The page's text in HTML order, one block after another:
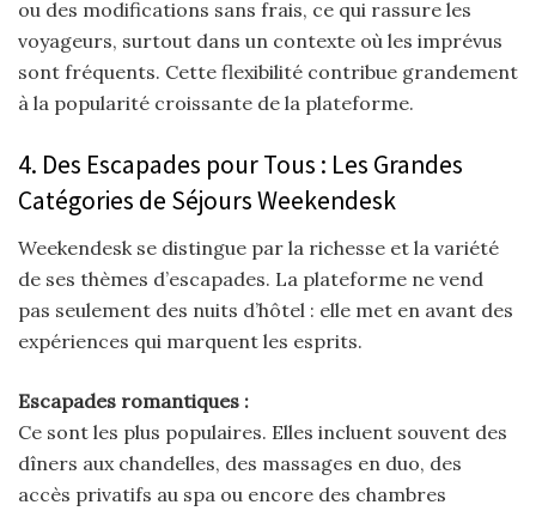
ou des modifications sans frais, ce qui rassure les
voyageurs, surtout dans un contexte où les imprévus
sont fréquents. Cette flexibilité contribue grandement
à la popularité croissante de la plateforme.
4. Des Escapades pour Tous : Les Grandes
Catégories de Séjours Weekendesk
Weekendesk se distingue par la richesse et la variété
de ses thèmes d’escapades. La plateforme ne vend
pas seulement des nuits d’hôtel : elle met en avant des
expériences qui marquent les esprits.
Escapades romantiques :
Ce sont les plus populaires. Elles incluent souvent des
dîners aux chandelles, des massages en duo, des
accès privatifs au spa ou encore des chambres